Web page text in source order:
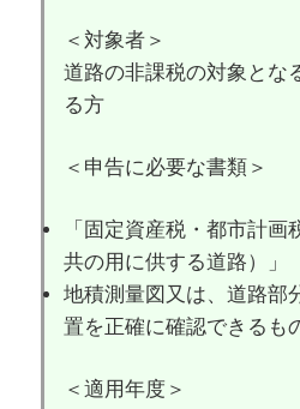
＜対象者＞
道路の非課税の対象とな
る方
＜申告に必要な書類＞
「固定資産税・都市計
共の用に供する道路）」
地積測量図又は、道路部
置を正確に確認できるも
＜適用年度＞